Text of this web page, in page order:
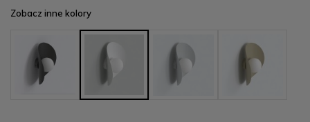
Zobacz inne kolory